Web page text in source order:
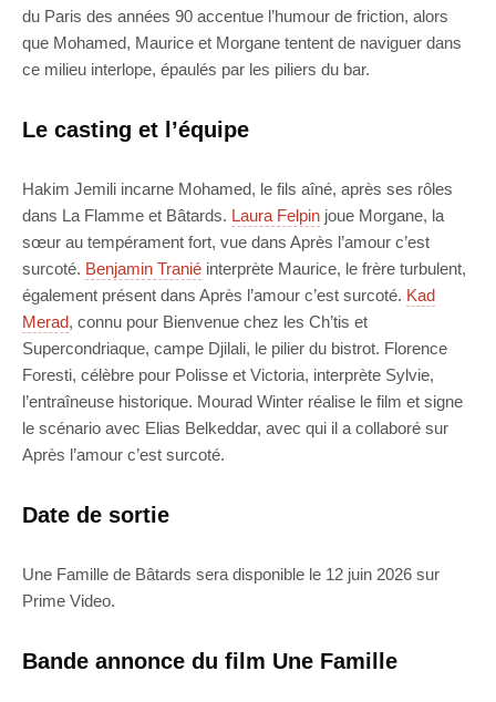
du Paris des années 90 accentue l’humour de friction, alors
que Mohamed, Maurice et Morgane tentent de naviguer dans
ce milieu interlope, épaulés par les piliers du bar.
Le casting et l’équipe
Hakim Jemili incarne Mohamed, le fils aîné, après ses rôles
dans La Flamme et Bâtards. Laura Felpin joue Morgane, la
sœur au tempérament fort, vue dans Après l’amour c’est
surcoté. Benjamin Tranié interprète Maurice, le frère turbulent,
également présent dans Après l’amour c’est surcoté. Kad
Merad, connu pour Bienvenue chez les Ch’tis et
Supercondriaque, campe Djilali, le pilier du bistrot. Florence
Foresti, célèbre pour Polisse et Victoria, interprète Sylvie,
l’entraîneuse historique. Mourad Winter réalise le film et signe
le scénario avec Elias Belkeddar, avec qui il a collaboré sur
Après l’amour c’est surcoté.
Date de sortie
Une Famille de Bâtards sera disponible le 12 juin 2026 sur
Prime Video.
Bande annonce du film Une Famille